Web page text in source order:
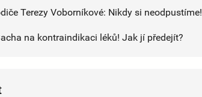
Terezy Voborníkové: Nikdy si neodpustíme!
na kontraindikaci léků! Jak jí předejít?